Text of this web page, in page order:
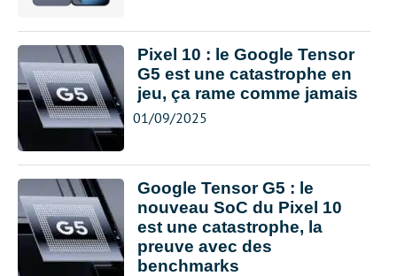
Pixel 10 : le Google Tensor
G5 est une catastrophe en
jeu, ça rame comme jamais
01/09/2025
Google Tensor G5 : le
nouveau SoC du Pixel 10
est une catastrophe, la
preuve avec des
benchmarks